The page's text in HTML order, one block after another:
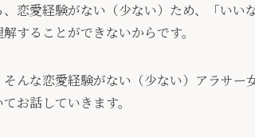
、恋愛経験がない（少ない）ため、「いい
解することができないからです。
そんな恋愛経験がない（少ない）アラサ
お話していきます。